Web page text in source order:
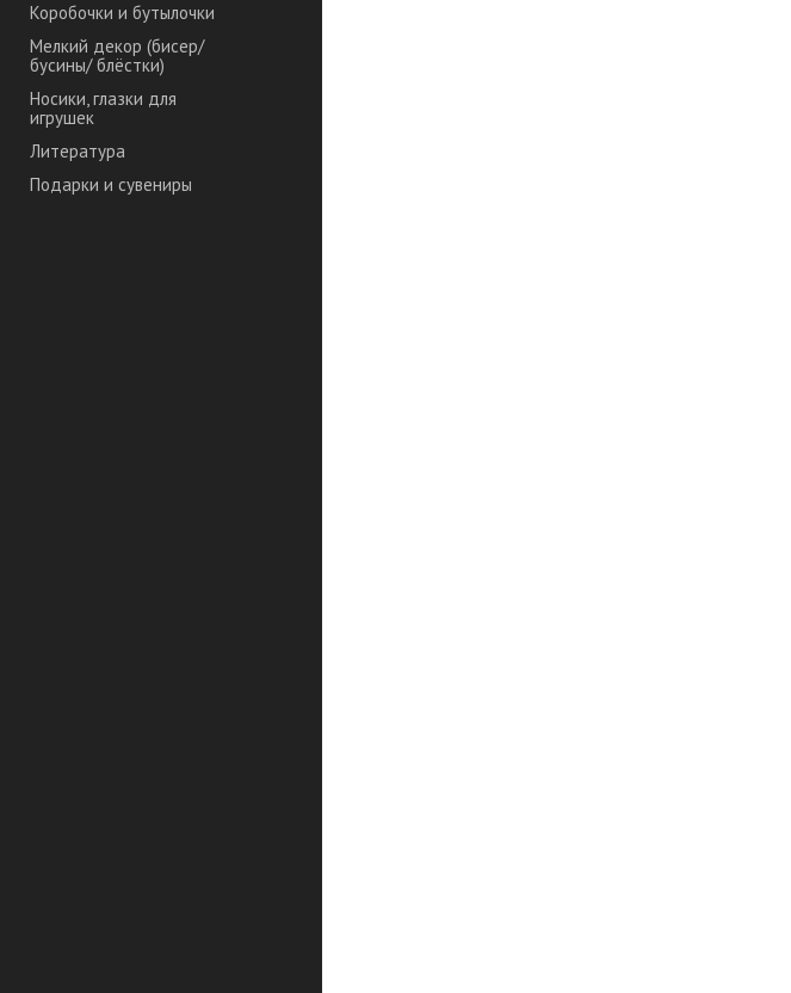
Коробочки и бутылочки
Мелкий декор (бисер/
бусины/ блёстки)
Носики, глазки для
игрушек
Литература
Подарки и сувениры